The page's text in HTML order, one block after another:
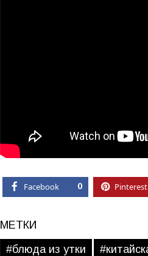
Facebook 0 Pinterest
МЕТКИ
#блюда из утки